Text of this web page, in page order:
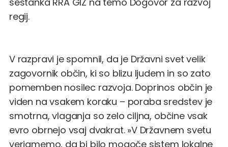
regij.
V razpravi je spomnil, da je Državni svet velik
zagovornik občin, ki so blizu ljudem in so zato
pomemben nosilec razvoja. Doprinos občin je
viden na vsakem koraku – poraba sredstev je
smotrna, vlaganja so zelo ciljna, občine vsak
evro obrnejo vsaj dvakrat. »V Državnem svetu
verjamemo, da bi bilo mogoče sistem lokalne